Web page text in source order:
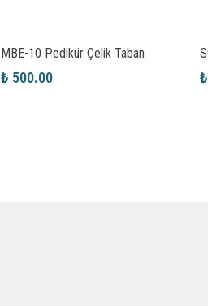
MBE-10 Pedikür Çelik Taban
₺ 500.00